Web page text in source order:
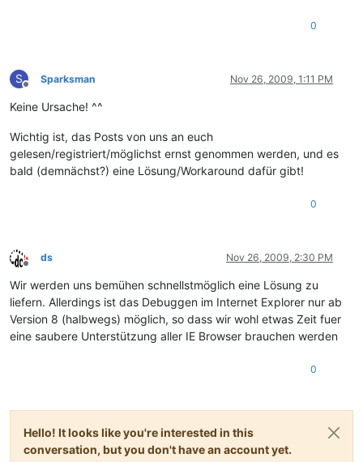
0
S
Offline
Sparksman Nov 26, 2009, 1:11 PM
Keine Ursache! ^^
Wichtig ist, das Posts von uns an euch
gelesen/registriert/möglichst ernst genommen werden, und es
bald (demnächst?) eine Lösung/Workaround dafür gibt!
0
Offline
ds Nov 26, 2009, 2:30 PM
Wir werden uns bemühen schnellstmöglich eine Lösung zu
liefern. Allerdings ist das Debuggen im Internet Explorer nur ab
Version 8 (halbwegs) möglich, so dass wir wohl etwas Zeit fuer
eine saubere Unterstützung aller IE Browser brauchen werden
0
Hello! It looks like you're interested in this
conversation, but you don't have an account yet.